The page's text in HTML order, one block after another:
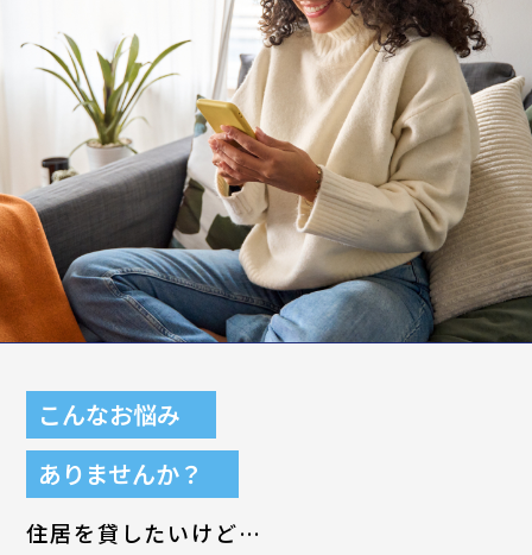
こんなお悩み
ありませんか？
住居を貸したいけど…